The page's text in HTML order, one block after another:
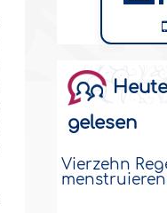
gelesen
Vierzehn